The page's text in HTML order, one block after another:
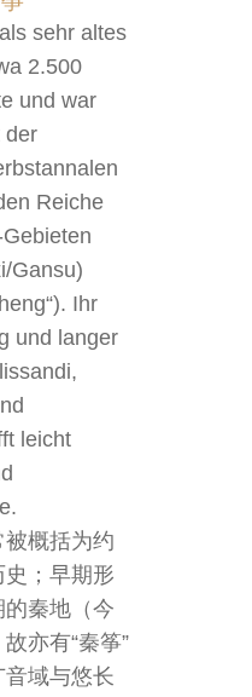
sehr altes
2.500
und war
der
Reiche
Gansu)
Ihr
und langer
leicht
概括为约
；早期形
秦地（今
亦有“秦筝”
域与悠长